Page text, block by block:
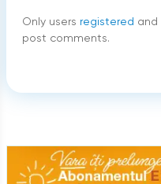
Only users registered and
post comments.